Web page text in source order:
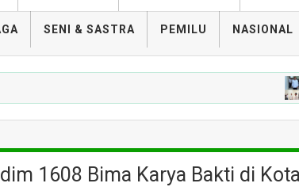
SENI & SASTRA PEMILU NASIONAL
1608 Bima Karya Bakti di Kota